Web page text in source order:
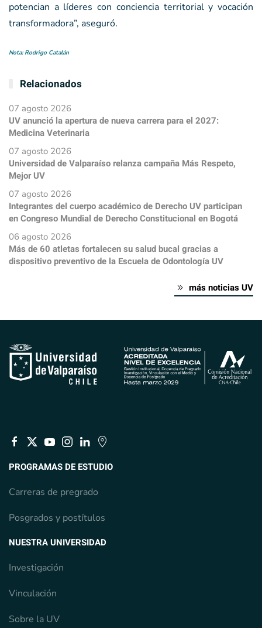
potencian a líderes con conciencia territorial y vocación
transformadora”, aseguró.
Nota: Rodrigo Catalán
Relacionados
07 agosto 2026
UV anunció la apertura de nueva carrera para el 2027:
Medicina Veterinaria
07 agosto 2026
Universidad de Valparaíso relanza campaña Más Respeto,
Mejor UV
07 agosto 2026
Integrantes del cuerpo académico de Derecho UV participan
en Congreso Mundial de Derecho Constitucional en Bogotá
06 agosto 2026
Más de 60 atletas fortalecen su salud bucal gracias a
dispositivo preventivo de la Escuela de Odontología UV
más noticias UV
PROGRAMAS DE ESTUDIO
Carreras de pregrado
Posgrados y postítulos
NUESTRA UNIVERSIDAD
Investigación
Vinculación
Sobre la UV